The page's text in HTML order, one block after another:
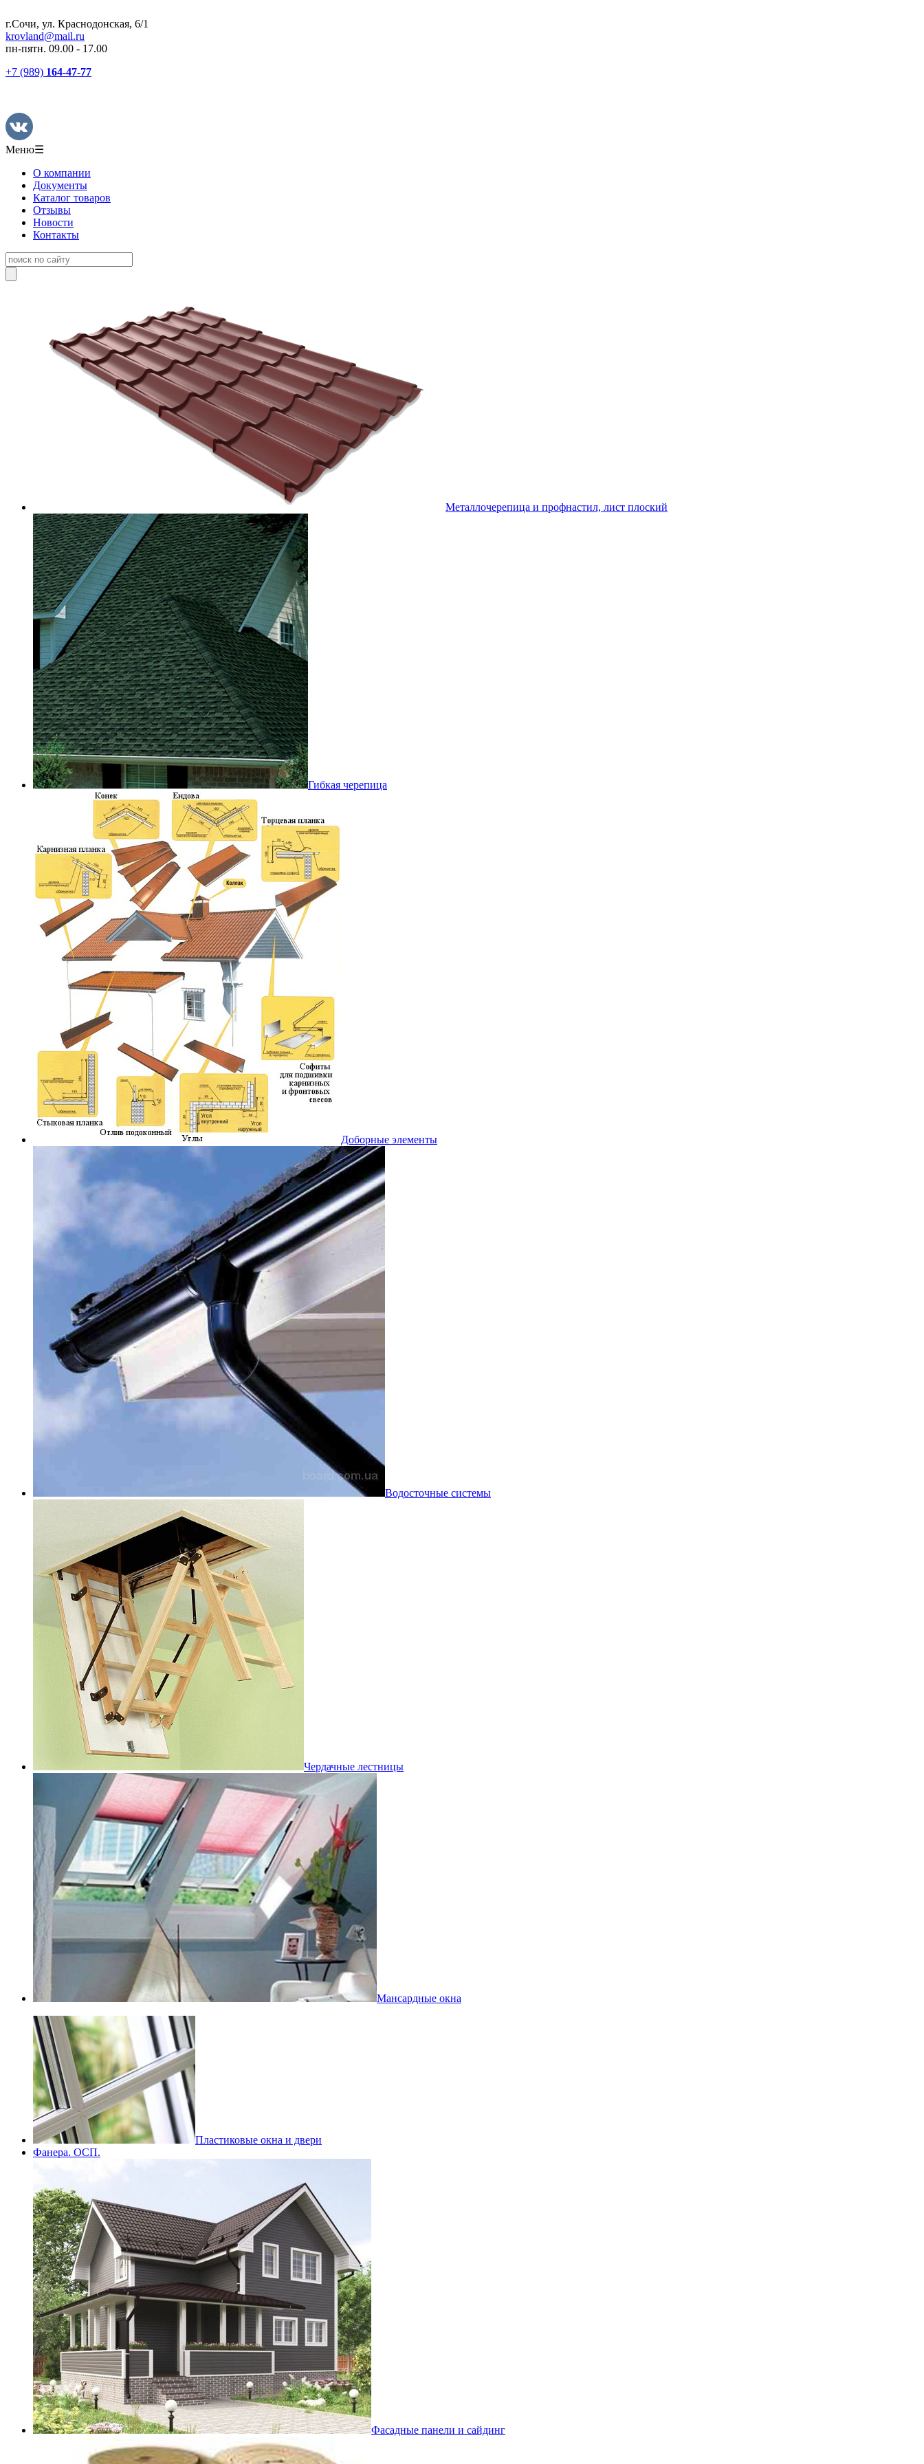
г.Сочи, ул. Краснодонская, 6/1
krovland@mail.ru
пн-пятн. 09.00 - 17.00
+7 (989) 164-47-77
Меню☰
О компании
Документы
Каталог товаров
Отзывы
Новости
Контакты
Металлочерепица и профнастил, лист плоский
Гибкая черепица
Доборные элементы
Водосточные системы
Чердачные лестницы
Мансардные окна
Пластиковые окна и двери
Фанера. ОСП.
Фасадные панели и сайдинг